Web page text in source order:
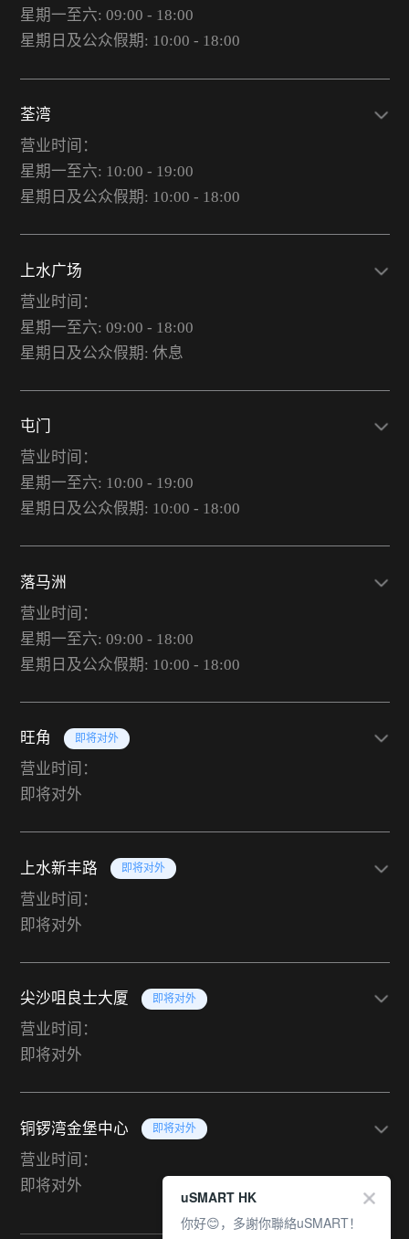
星期一至六: 09:00 - 18:00
星期日及公众假期: 10:00 - 18:00
荃湾
营业时间：
星期一至六: 10:00 - 19:00
星期日及公众假期: 10:00 - 18:00
上水广场
营业时间：
星期一至六: 09:00 - 18:00
星期日及公众假期: 休息
屯门
营业时间：
星期一至六: 10:00 - 19:00
星期日及公众假期: 10:00 - 18:00
落马洲
营业时间：
星期一至六: 09:00 - 18:00
星期日及公众假期: 10:00 - 18:00
旺角 即将对外
营业时间：
即将对外
上水新丰路 即将对外
营业时间：
即将对外
尖沙咀良士大厦 即将对外
营业时间：
即将对外
铜锣湾金堡中心 即将对外
营业时间：
即将对外
uSMART HK
你好😊，多謝你聯絡uSMART！